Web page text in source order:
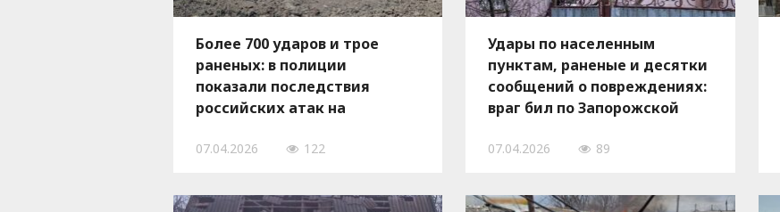
Более 700 ударов и трое
раненых: в полиции
показали последствия
российских атак на
апреля, — ФОТО
07.04.2026 122
Удары по населенным
пунктам, раненые и десятки
сообщений о повреждениях:
враг бил по Запорожской
вооружения
07.04.2026 89